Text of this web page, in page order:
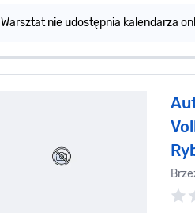
Warsztat nie udostępnia kalendarza